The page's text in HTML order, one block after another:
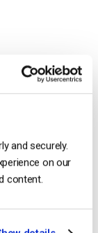
and securely.
on our
content.
virtuelles